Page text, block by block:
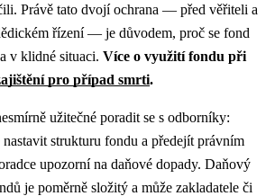
Právě tato dvojí ochrana — před věřiteli a
řízení — je důvodem, proč se fond
v klidné situaci. Více o využití fondu při
pro případ smrti.
užitečné poradit se s odborníky:
strukturu fondu a předejít právním
upozorní na daňové dopady. Daňový
je poměrně složitý a může zakladatele či